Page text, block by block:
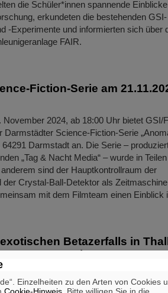
die Schüler*innen spannende
erkundeten die bestehenden GSI-
-Experimente und informierten sich über
FAIR.
Fiction-Serie am
2024, ab 18:00 Uhr bietet GSI/
Darmstädter Science-Fiction-Serie
Darmstadt an. Die Serie –
„Tag & Nacht Media“ – wurde in
sind der Hauptkontrollraum der
der Crystal-Ball-Detektor als
mit dem Filmteam einen
Betazerfalls in
Sonnenentstehung
Bildung unserer Sonne in ihrer stellaren
internationale Kollaboration von
Einzelheiten zu den Arten von Cookies
Cookie-Hinweis . Bitte willigen Sie in die